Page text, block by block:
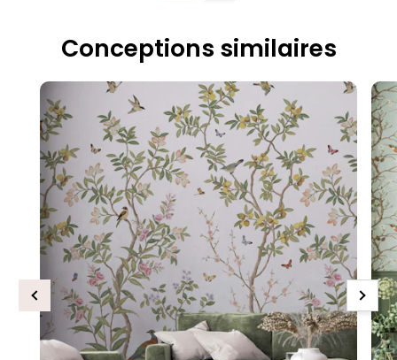
Conceptions similaires
Previous Next